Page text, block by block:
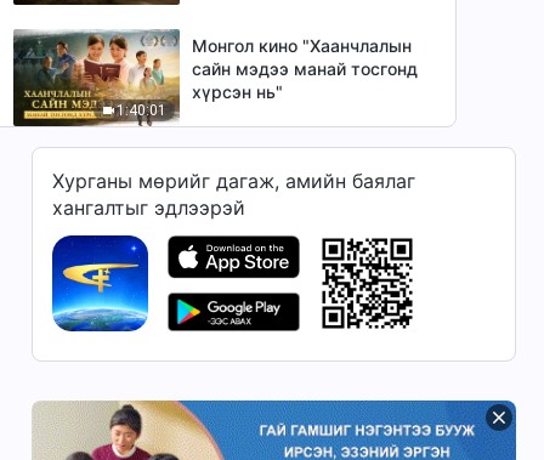
1:40:01
Монгол кино "Хаанчлалын
сайн мэдээ манай тосгонд
хүрсэн нь"
нөхөр бид хоёр" Эзэний
эргэн ирэлтийг угтан авсан
сүнслэг тулаан
Монгол кино "Амь өрссөн
сайн мэдээний аян"
Христэд итгэгчид Эзэн
Есүсийн эргэн ирэлтийг
Монгол кино "Тэнгэрийн
хаанчлалын зоог" Католик
шашны нэгэн санваартаны
Хурганы мөрийг дагаж, амийн баялаг
хангалтыг эдлээрэй